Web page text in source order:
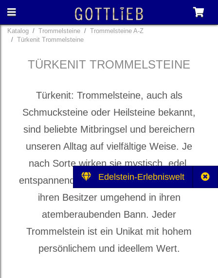
Edelstein-Erlebniswelt
Katalog Trommelsteine
Trommelsteine A-Z
Türkenit Trommelsteine
TÜRKENIT TROMMELSTEINE
Türkenit: Trommelsteine, auch als
Schmucksteine oder Heilsteine bekannt,
sind beliebte Mitbringsel und bereichern
unseren Alltag auf vielfältige Weise. Je
nach Sorte wirken sie mystisch, edel,
entspannend und heilbringend und ziehen
ihren Besitzer umgehend in ihren
atemberaubenden Bann. Jeder
Trommelstein ist ein Unikat mit hohem
persönlichem und ideellem Wert.